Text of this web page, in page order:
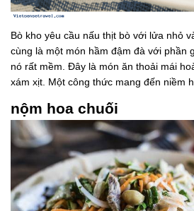
Bò kho yêu cầu nấu thịt bò với lửa nhỏ
cùng là một món hầm đậm đà với phần
nó rất mềm. Đây là món ăn thoải mái
xám xịt. Một công thức mang đến niềm
nộm hoa chuối